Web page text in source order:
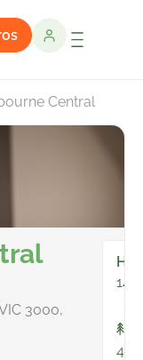
Central
3000,
146